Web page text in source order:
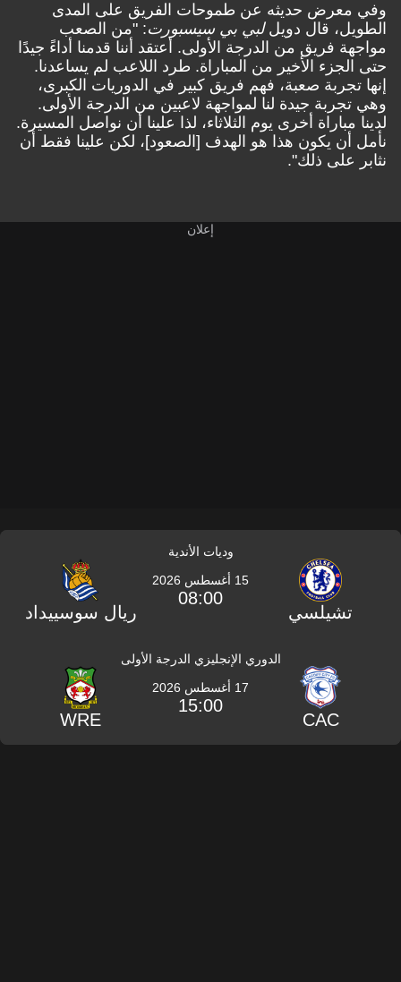
وفي معرض حديثه عن طموحات الفريق على المدى
الطويل، قال دويللبي بي سيسبورت: "من الصعب
مواجهة فريق من الدرجة الأولى. أعتقد أننا قدمنا أداءً جيدًا
حتى الجزء الأخير من المباراة. طرد اللاعب لم يساعدنا.
إنها تجربة صعبة، فهم فريق كبير في الدوريات الكبرى،
وهي تجربة جيدة لنا لمواجهة لاعبين من الدرجة الأولى.
لدينا مباراة أخرى يوم الثلاثاء، لذا علينا أن نواصل المسيرة.
نأمل أن يكون هذا هو الهدف [الصعود]، لكن علينا فقط أن
نثابر على ذلك".
وديات الأندية
تشيلسي
15 أغسطس 2026
08:00
ريال سوسييداد
الدوري الإنجليزي الدرجة الأولى
CAC
17 أغسطس 2026
15:00
WRE